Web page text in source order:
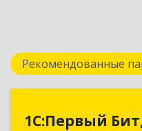
Рекомендованные
1С:Первый